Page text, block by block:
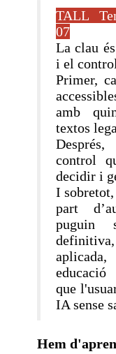
TALL
07
La clau
i el
Primer,
amb
textos
control
decidir i
I
part
puguin
que
IA sense
Hem